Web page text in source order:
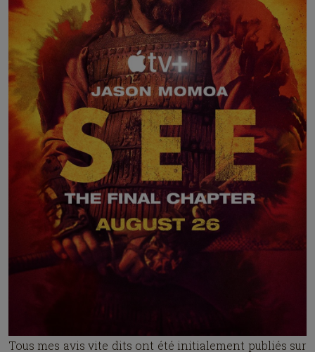
Tous mes avis vite dits ont été initialement publiés sur